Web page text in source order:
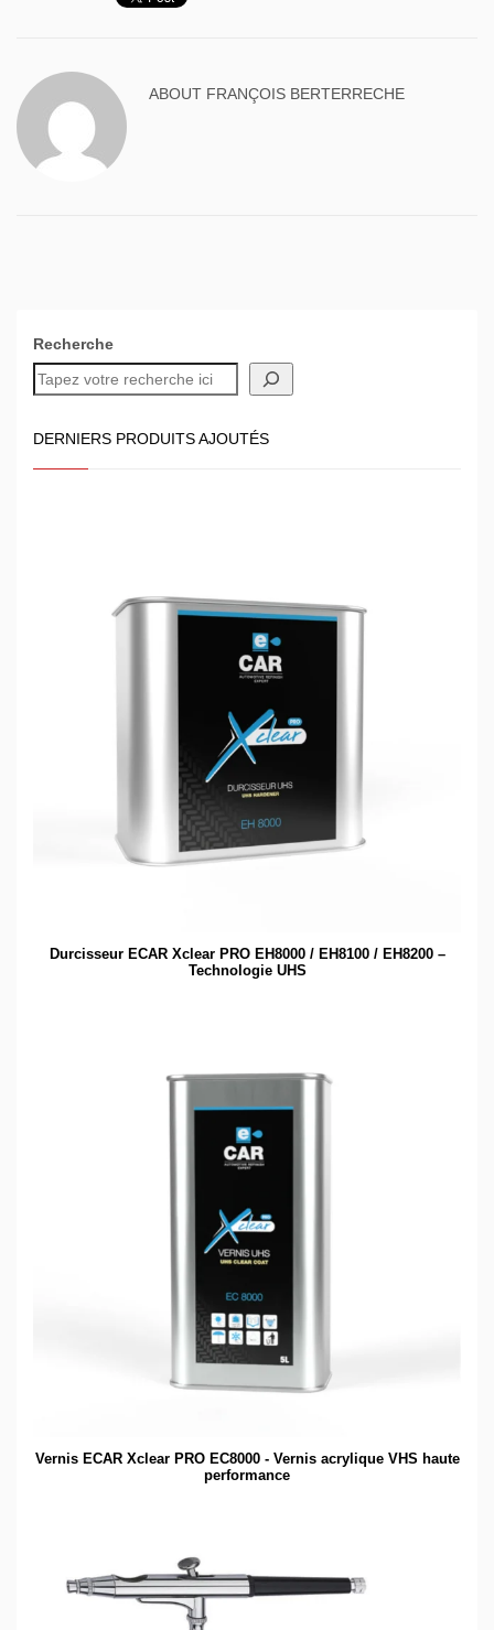
ABOUT FRANÇOIS BERTERRECHE
Recherche
DERNIERS PRODUITS AJOUTÉS
Durcisseur ECAR Xclear PRO EH8000 / EH8100 / EH8200 –
Technologie UHS
Vernis ECAR Xclear PRO EC8000 - Vernis acrylique VHS haute
performance